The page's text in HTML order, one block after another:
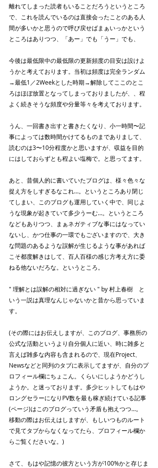
離れてしまった読者もいることだろうというところ
で、これを読んでいるのは直接会ったことのある人
間が多いかと思うので呼び戻せばまぁいっかという
ところはありつつ、「あー」でも「うー」でも、
今後は最低限中の最低限の更新頻度の目安は設けよ
うかと考えております。当初は頻度は完全ランダム
→最低1／2Weekとした時期→解除してここのとこ
ろはほぼ放置となってしまっておりましたが、、程
よく続きそうな頻度や分量等々を考えております。
うん、一回書き出すと書きたくなり、小一時間〜記
事によっては数時間かけてるものまでありまして、
読むのは3〜10分程度かと思いますが、収益を目的
にはしておらずとも程よい塩梅で。と思ってます。
あと、昔個人的に書いていたブログは、様々色々な
捉え方をしすぎるなこれ…。というところあり閉じ
てしまい、このブログも運用していく中で、同じよ
うな現象が起きていて多少うーむ…。というところ
などもありつつ、まぁネガティブな事にはなってい
ないし、かつ仕事の一環でもございますので、大き
な問題のあるような誤解が生じるような事があれば
こそ都度解きはして、百人百様の感じ方考え方に委
ねる他ないだろな。というところ。
" 理解とは誤解の相対に過ぎない " by 村上春樹　と
いう一説は真理なんじゃないかと昔から思っていま
す。
(その際にはお伝えしますが、このブログ、事務所の
公式な活動というより自分個人に近い、時に雑多と
言えば雑多な内容も含まれるので、現在Project、
Newsなどと同列のタブに表示してますが、自分のプ
ロフィール欄にちょこん。くらいにしようかどうし
ようか。と迷っております。多少ヒットしてもはや
ロングセラーになりPV数を最も稼ぎ続けている記事
(ページ)はこのブログっていう矛盾も抱えつつ…。
移動の際はお伝えはしますが、もしいつものルート
で見てタブからなくなってたら、プロフィール欄か
らご覧くださいな。)
さて、もはや記憶の彼方という方が100%かと存じま